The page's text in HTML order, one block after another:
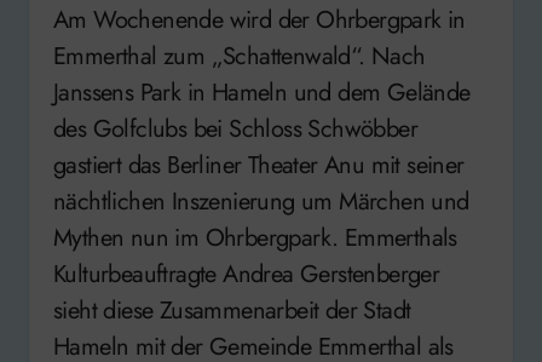
Am Wochenende wird der Ohrbergpark in
Emmerthal zum „Schattenwald“. Nach
Janssens Park in Hameln und dem Gelände
des Golfclubs bei Schloss Schwöbber
gastiert das Berliner Theater Anu mit seiner
nächtlichen Inszenierung um Märchen und
Mythen nun im Ohrbergpark. Emmerthals
Kulturbeauftragte Andrea Gerstenberger
sieht diese Zusammenarbeit der Stadt
Hameln mit der Gemeinde Emmerthal als